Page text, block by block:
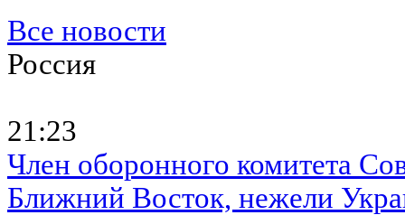
Все новости
Россия
21:23
Член оборонного комитета
Ближний Восток, нежели